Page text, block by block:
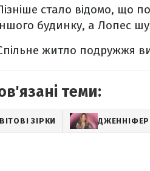
стало відомо, що
будинку, а Лопес
житло подружжя
теми:
ЗІРКИ